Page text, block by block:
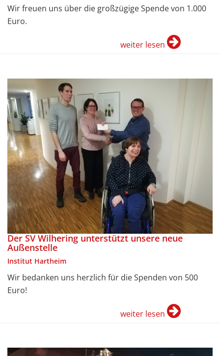
Wir freuen uns über die großzügige Spende von 1.000
Euro.
weiter lesen
Der SV Wilhering unterstützt unsere neue
Außenstelle
Institut Hartheim
Wir bedanken uns herzlich für die Spenden von 500
Euro!
weiter lesen